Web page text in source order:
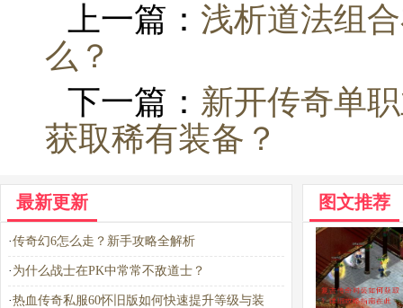
上一篇： 浅析道法组
么？
下一篇： 新开传奇单
获取稀有装备？
最新更新
·传奇幻6怎么走？新手攻略全解析
· 为什么战士在PK中常常不敌道士？
·热血传奇私服60怀旧版如何快速提升等级与装
图文推荐